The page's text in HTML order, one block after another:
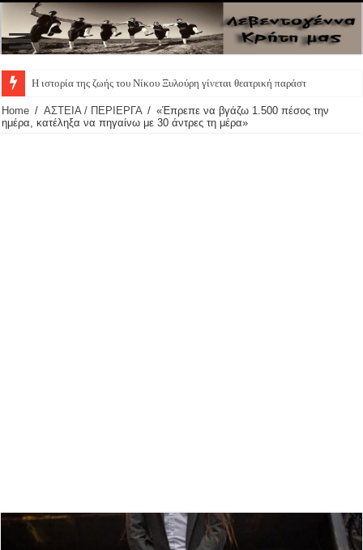
Πατάτες τηγαν
Home / ΑΣΤΕΙΑ / ΠΕΡΙΕΡΓΑ / «Έπρεπε να βγάζω 1.500 πέσος την
ημέρα, κατέληξα να πηγαίνω με 30 άντρες τη μέρα»